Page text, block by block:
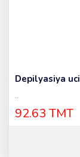
Depilyasiya
..
92.63 TMT